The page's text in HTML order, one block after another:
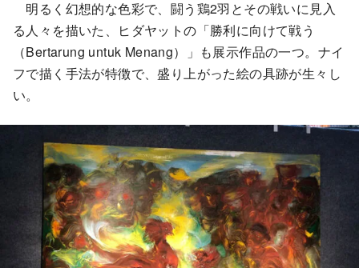
明るく幻想的な色彩で、闘う鶏2羽とその戦いに見入
る人々を描いた、ヒダヤットの「勝利に向けて戦う
（Bertarung untuk Menang）」も展示作品の一つ。ナイ
フで描く手法が特徴で、盛り上がった絵の具跡が生々し
い。